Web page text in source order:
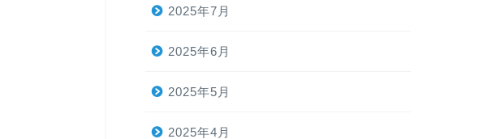
2025年7月
2025年6月
2025年5月
2025年4月